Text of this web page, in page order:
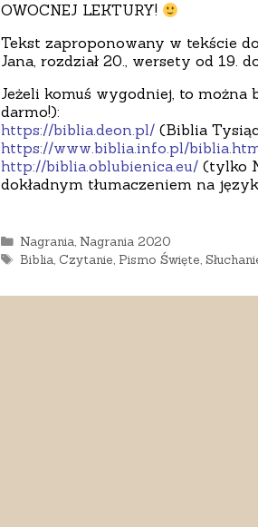
OWOCNEJ LEKTURY!
Tekst zaproponowany w tekście
Jana, rozdział 20., wersety od 19.
Jeżeli komuś wygodniej, to można
darmo!):
https://biblia.deon.pl/ (Biblia
https://www.biblia.info.pl/
http://biblia.oblubienica.eu/ (tylko
dokładnym tłumaczeniem na
Kategorie
Nagrania,Nagrania 2020
Tagi
Biblia, Czytanie, Pismo Święte,